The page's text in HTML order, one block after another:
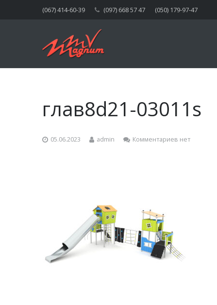
(067) 414-60-39 (097) 668 57 47 (050) 179-97-47
глав8d21-03011s
05.06.2023 admin Комментариев нет